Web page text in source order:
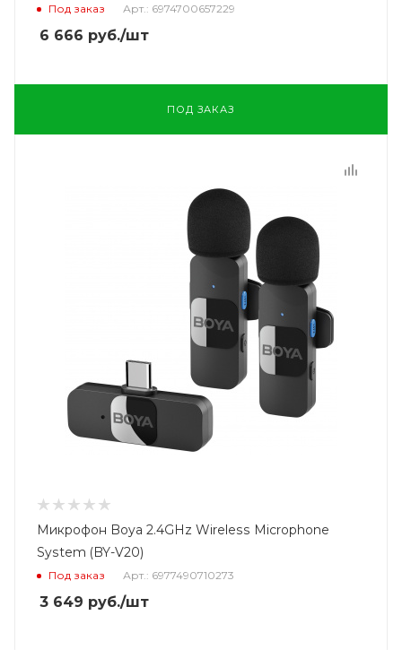
Под заказ Арт.: 6974700657229
6 666 руб./шт
ПОД ЗАКАЗ
Микрофон Boya 2.4GHz Wireless Microphone
System (BY-V20)
Под заказ Арт.: 6977490710273
3 649 руб./шт